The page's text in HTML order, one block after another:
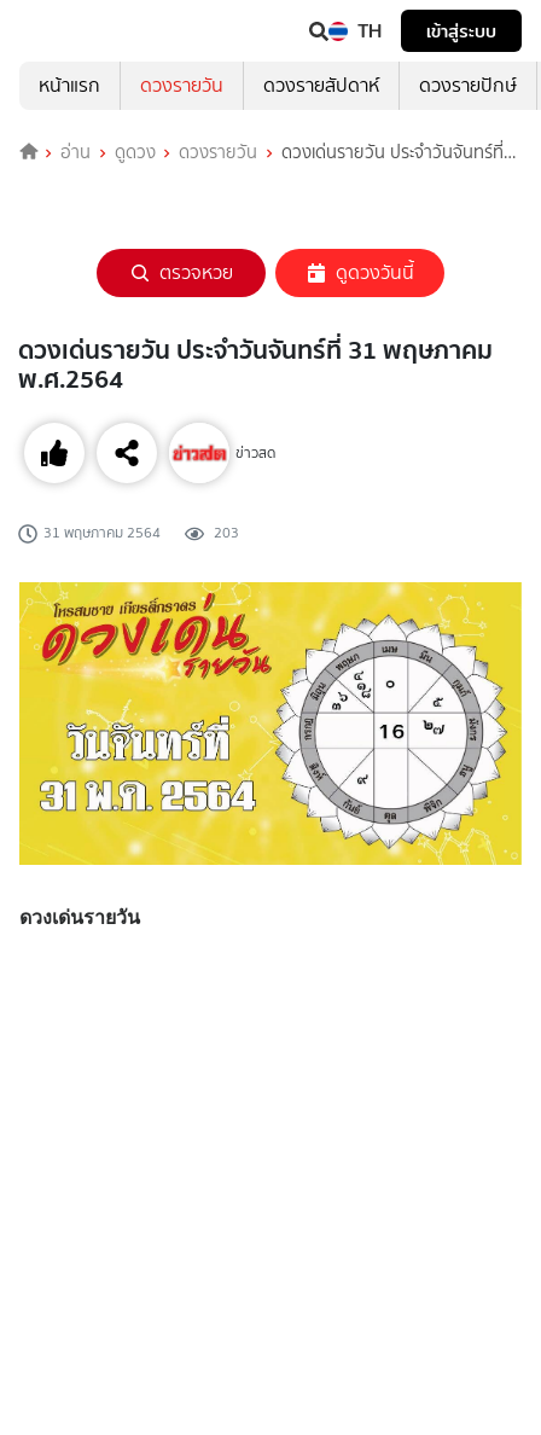
TH
เข้าสู่ระบบ
หน้าแรก
ดวงรายวัน ดวงรายสัปดาห์ ดวงรายปักษ์
อ่าน ดูดวง ดวงรายวัน
ดวงเด่นรายวัน ประจำวันจันทร์ที่
ตรวจหวย ดูดวงวันนี้
ดวงเด่นรายวัน ประจำวันจันทร์ที่ 31 พฤษภาคม
พ.ศ.2564
ข่าวสด
31 พฤษภาคม 2564 203
ดวงเด่นรายวัน